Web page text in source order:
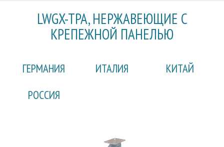
LWGX-TPA, НЕРЖАВЕЮЩИЕ С
КРЕПЕЖНОЙ ПАНЕЛЬЮ
ГЕРМАНИЯ ИТАЛИЯ
КИТАЙ
РОССИЯ